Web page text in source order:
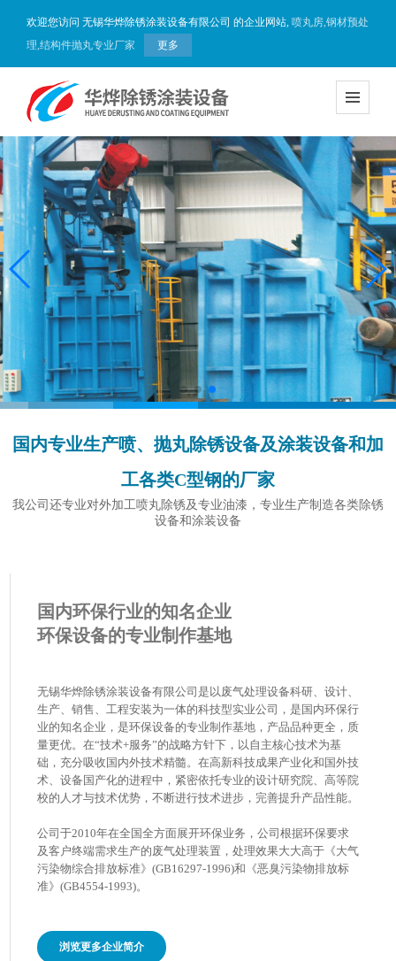
欢迎您访问 无锡华烨除锈涂装设备有限公司 的企业网站, 喷丸房,钢材预处
理,结构件抛丸专业厂家
更多
国内专业生产喷、抛丸除锈设备及涂装设备和加
工各类C型钢的厂家
我公司还专业对外加工喷丸除锈及专业油漆，专业生产制造各类除锈
设备和涂装设备
国内环保行业的知名企业
环保设备的专业制作基地
无锡华烨除锈涂装设备有限公司是以废气处理设备科研、设计、
生产、销售、工程安装为一体的科技型实业公司，是国内环保行
业的知名企业，是环保设备的专业制作基地，产品品种更全，质
量更优。在“技术+服务”的战略方针下，以自主核心技术为基
础，充分吸收国内外技术精髓。在高新科技成果产业化和国外技
术、设备国产化的进程中，紧密依托专业的设计研究院、高等院
校的人才与技术优势，不断进行技术进步，完善提升产品性能。
公司于2010年在全国全方面展开环保业务，公司根据环保要求
及客户终端需求生产的废气处理装置，处理效果大大高于《大气
污染物综合排放标准》(GB16297-1996)和《恶臭污染物排放标
准》(GB4554-1993)。
浏览更多企业简介